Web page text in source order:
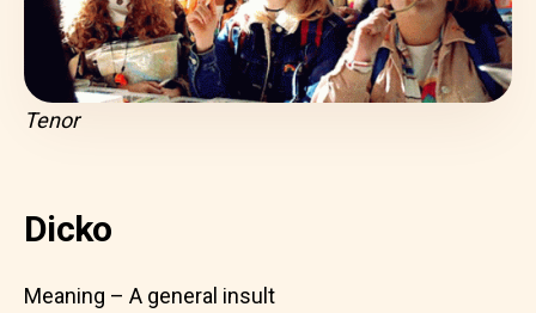
Tenor
Dicko
Meaning – A general insult